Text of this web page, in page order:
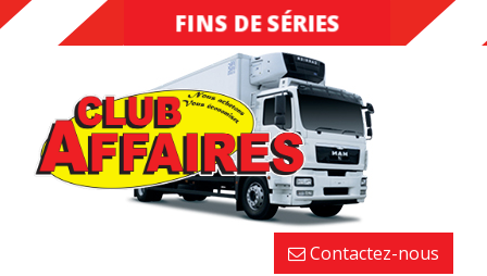
DESTOCKAGE
FINS DE SÉRIES
Contactez-nous